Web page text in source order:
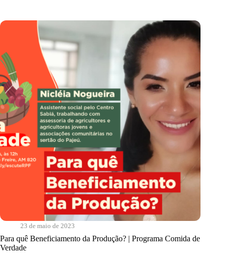
|
Verdade
23 de maio de 2023
Para quê Beneficiamento da Produção? | Programa Comida de
Verdade